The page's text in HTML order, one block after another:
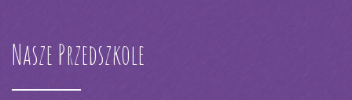
Nasze Przedszkole